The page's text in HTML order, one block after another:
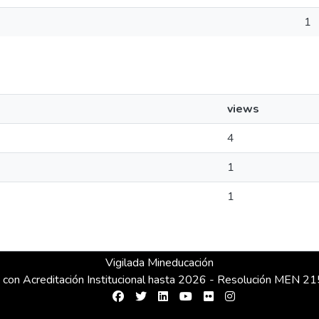
1
views
4
1
1
Vigilada Mineducación
con Acreditación Institucional hasta 2026 - Resolución MEN